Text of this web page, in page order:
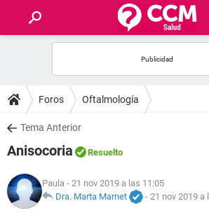
FOROS
SALUD
NUTRICIÓN
Foros Oftalmología
Tema Anterior
Anisocoria Resuelto
Paula - 21 nov 2019 a las 11:05
Dra. Marta Marnet
- 21 nov 2019 a